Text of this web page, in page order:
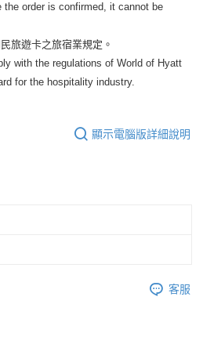
order is confirmed, it cannot be
旅遊卡之旅宿業規定。
with the regulations of World of Hyatt
for the hospitality industry.
顯示電腦版詳細說明
客服